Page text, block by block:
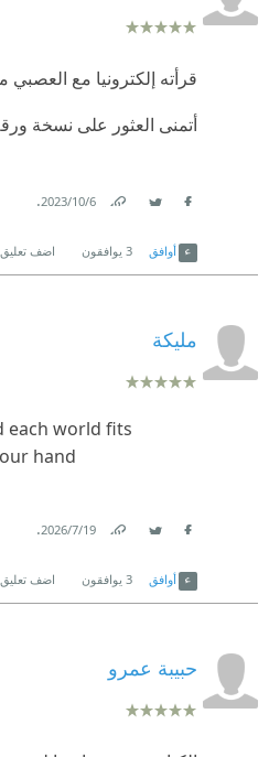
قرأته إلكترونيا مع
أتمنى العثور على نسخة
6‏/10‏/2023
.
أوافق 3 يوافقون اضف تعليق
مليكة
each world fits
hand
19‏/7‏/2026
.
أوافق 3 يوافقون اضف تعليق
حبيبة عمرو